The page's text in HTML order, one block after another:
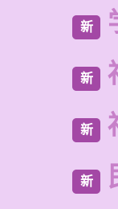
新
新
新
新